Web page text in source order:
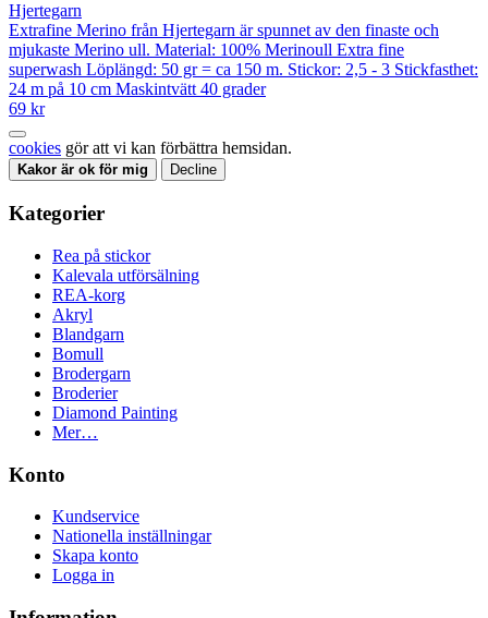
Hjertegarn
Extrafine Merino från Hjertegarn är spunnet av den finaste och
mjukaste Merino ull. Material: 100% Merinoull Extra fine
superwash Löplängd: 50 gr = ca 150 m. Stickor: 2,5 - 3 Stickfasthet:
24 m på 10 cm Maskintvätt 40 grader
69 kr
cookies gör att vi kan förbättra hemsidan.
Kakor är ok för mig Decline
Kategorier
Rea på stickor
Kalevala utförsälning
REA-korg
Akryl
Blandgarn
Bomull
Brodergarn
Broderier
Diamond Painting
Mer…
Konto
Kundservice
Nationella inställningar
Skapa konto
Logga in